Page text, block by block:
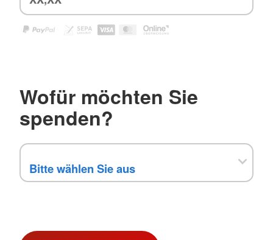
Wofür möchten Sie
spenden?